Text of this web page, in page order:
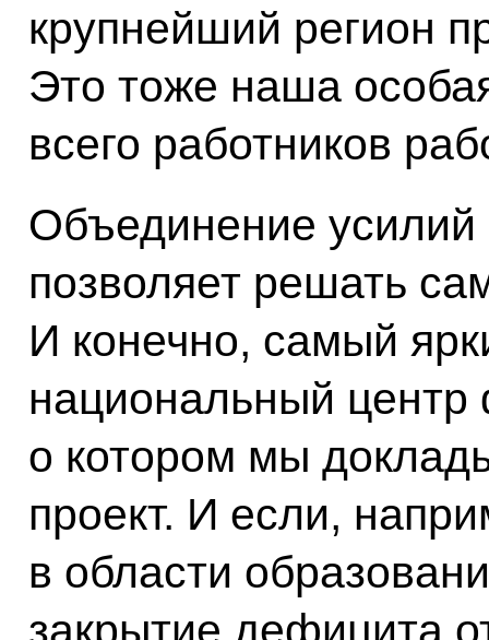
крупнейший регион
Это тоже наша
всего работников
Объединение усилий
позволяет решать
И конечно, самый
национальный центр
о котором мы
проект. И если,
в области